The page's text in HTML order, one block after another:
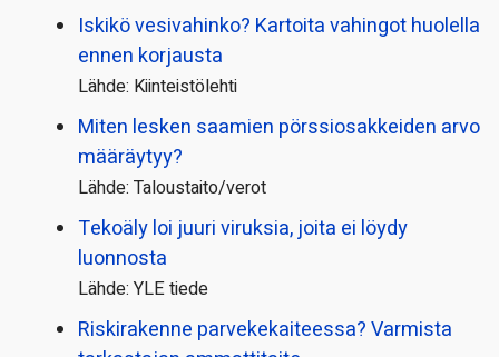
Iskikö vesivahinko? Kartoita vahingot huolella
ennen korjausta
Lähde: Kiinteistölehti
Miten lesken saamien pörssi­osakkeiden arvo
määräytyy?
Lähde: Taloustaito/verot
Tekoäly loi juuri viruksia, joita ei löydy
luonnosta
Lähde: YLE tiede
Riskirakenne parvekekaiteessa? Varmista